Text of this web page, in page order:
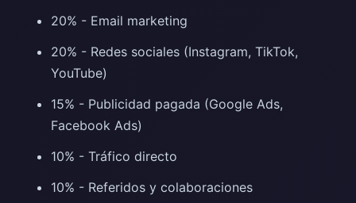
20% - Email marketing
20% - Redes sociales (Instagram, TikTok,
YouTube)
15% - Publicidad pagada (Google Ads,
Facebook Ads)
10% - Tráfico directo
10% - Referidos y colaboraciones